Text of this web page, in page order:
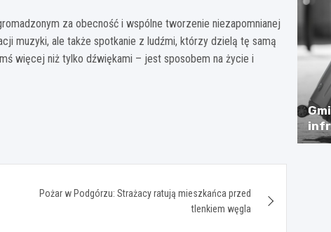
za obecność i wspólne tworzenie niezapomnianej
muzyki, ale także spotkanie z ludźmi, którzy dzielą tę samą
więcej niż tylko dźwiękami – jest sposobem na życie i
Pożar w Podgórzu: Strażacy ratują mieszkańca przed
tlenkiem węgla